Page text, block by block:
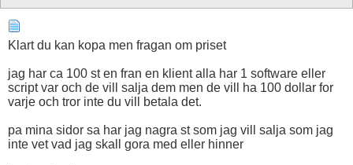
Klart du kan kopa men fragan om priset
jag har ca 100 st en fran en klient alla har 1 software eller
script var och de vill salja dem men de vill ha 100 dollar for
varje och tror inte du vill betala det.
pa mina sidor sa har jag nagra st som jag vill salja som jag
inte vet vad jag skall gora med eller hinner